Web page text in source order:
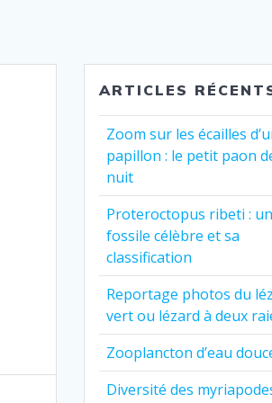
ARTICLES
Zoom sur les écailles
papillon : le petit paon
nuit
Proteroctopus ribeti : un
fossile célèbre et sa
classification
Reportage photos du
vert ou lézard à deux
Zooplancton d’eau
Diversité des